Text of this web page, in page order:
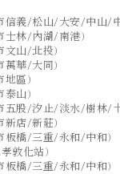
信義/松山/大安/中山/中
林/內湖/南港）
山/北投）
華/大同）
區）
山）
五股/汐止/淡水/樹林/土
店/新莊）
板橋/三重/永和/中和）
敦化站）
板橋/三重/永和/中和）